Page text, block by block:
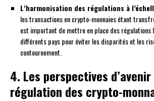
L’harmonisation des régulations à
les transactions en crypto-monnaies étant
est important de mettre en place des régulations
différents pays pour éviter les disparités et les
contournement.
4. Les perspectives
régulation des crypto-